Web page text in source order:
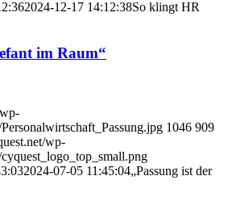
2024-12-17 14:12:38So klingt HR
im Raum“
1046 909
wp-
2024-07-05 11:45:04„Passung ist der